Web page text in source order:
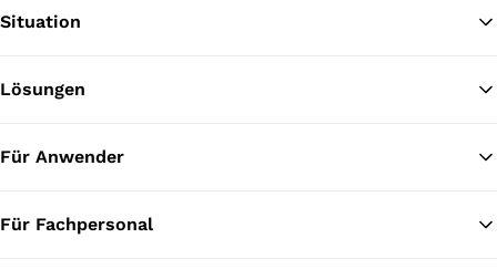
Situation
Lösungen
Für Anwender
Für Fachpersonal